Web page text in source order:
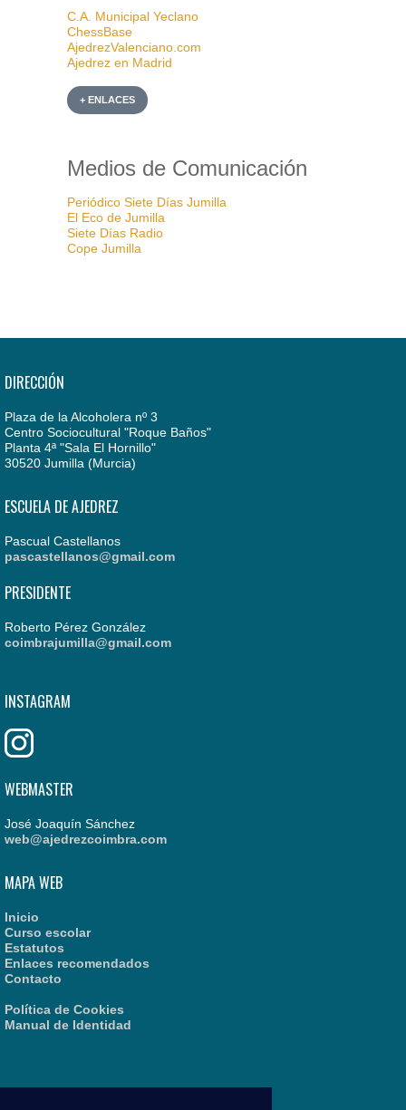
C.A. Municipal Yeclano
ChessBase
AjedrezValenciano.com
Ajedrez en Madrid
+ ENLACES
Medios de Comunicación
Periódico Siete Días Jumilla
El Eco de Jumilla
Siete Días Radio
Cope Jumilla
DIRECCIÓN
Plaza de la Alcoholera nº 3
Centro Sociocultural "Roque Baños"
Planta 4ª "Sala El Hornillo"
30520 Jumilla (Murcia)
ESCUELA DE AJEDREZ
Pascual Castellanos
pascastellanos@gmail.com
PRESIDENTE
Roberto Pérez González
coimbrajumilla@gmail.com
INSTAGRAM
WEBMASTER
José Joaquín Sánchez
web@ajedrezcoimbra.com
MAPA WEB
Inicio
Curso escolar
Estatutos
Enlaces recomendados
Contacto
Política de Cookies
Manual de Identidad